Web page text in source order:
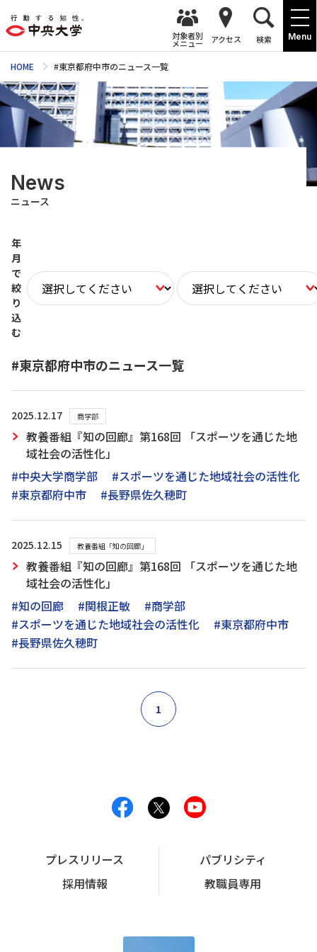
Menu
対象者別
メニュー アクセス 検索
HOME #東京都府中市のニュース一覧
News
ニュース
年
月
で
絞
り
込
む
#東京都府中市のニュース一覧
2025.12.17 商学部
教養番組『知の回廊』第168回 「スポーツを通じた地
域社会の活性化」
#中央大学商学部
#スポーツを通じた地域社会の活性化
#東京都府中市
#長野県佐久穂町
2025.12.15 教養番組「知の回廊」
教養番組『知の回廊』第168回 「スポーツを通じた地
域社会の活性化」
#知の回廊
#関根正敏
#商学部
#スポーツを通じた地域社会の活性化
#東京都府中市
#長野県佐久穂町
1
プレスリリース
パブリシティ
採用情報
教職員専用